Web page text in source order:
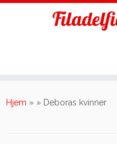
toHjem » » Deboras kvinner